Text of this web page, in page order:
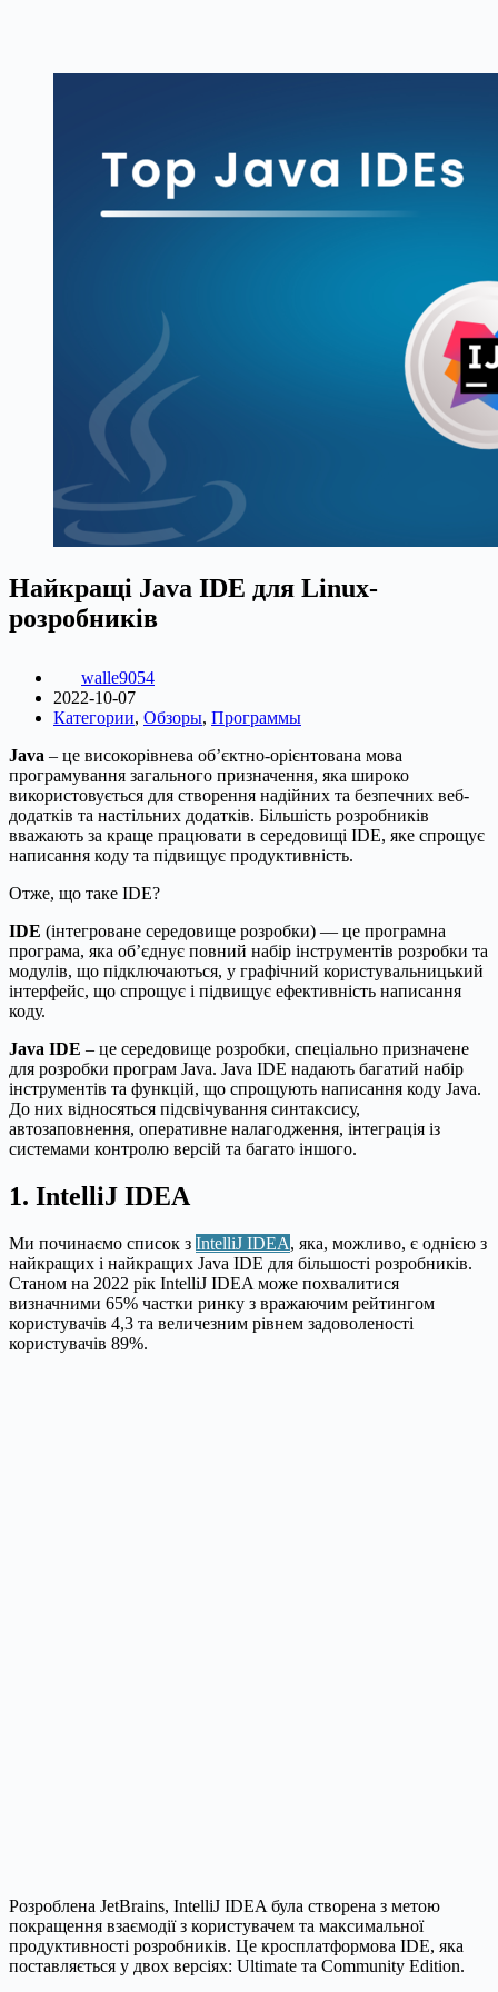
Найкращі Java IDE для Linux-
розробників
walle9054
2022-10-07
Категории, Обзоры, Программы
Java – це високорівнева об’єктно-орієнтована мова
програмування загального призначення, яка широко
використовується для створення надійних та безпечних веб-
додатків та настільних додатків. Більшість розробників
вважають за краще працювати в середовищі IDE, яке спрощує
написання коду та підвищує продуктивність.
Отже, що таке IDE?
IDE (інтегроване середовище розробки) — це програмна
програма, яка об’єднує повний набір інструментів розробки та
модулів, що підключаються, у графічний користувальницький
інтерфейс, що спрощує і підвищує ефективність написання
коду.
Java IDE – це середовище розробки, спеціально призначене
для розробки програм Java. Java IDE надають багатий набір
інструментів та функцій, що спрощують написання коду Java.
До них відносяться підсвічування синтаксису,
автозаповнення, оперативне налагодження, інтеграція із
системами контролю версій та багато іншого.
1. IntelliJ IDEA
Ми починаємо список з IntelliJ IDEA, яка, можливо, є однією з
найкращих і найкращих Java IDE для більшості розробників.
Станом на 2022 рік IntelliJ IDEA може похвалитися
визначними 65% частки ринку з вражаючим рейтингом
користувачів 4,3 та величезним рівнем задоволеності
користувачів 89%.
Розроблена JetBrains, IntelliJ IDEA була створена з метою
покращення взаємодії з користувачем та максимальної
продуктивності розробників. Це кросплатформова IDE, яка
поставляється у двох версіях: Ultimate та Community Edition.